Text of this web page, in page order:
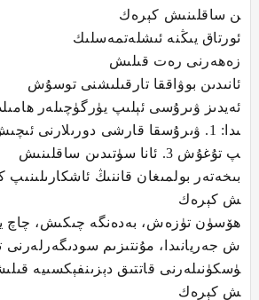
ن ساقلىنىش كېرەك
ئورتاق يىڭنە ئىشلەتمەسلىك
زەھەرنى رەت قىلىش
ئانىدىن بوۋاققا تارقىلىشنى توسۇش
ئەيدىز ۋىرۇسى ئېلىپ يۈرگۈچىلەر
پ تۇغۇش 3. ئانا سۈتىدىن ساقلىنىش
بىخەتەر بولمىغان قاننىڭ ئاشكارىلىنىپ
ش كېرەك
ھۆسۈن تۈزەش، بەدەنگە چىكىش، چاچ
ش جەريانىدا، مۇنتىزىم سودىگەرلەرنى
ۈسكۈنىلەرنى قاتتىق دېزىنفېكسىيە
ش كېرەك